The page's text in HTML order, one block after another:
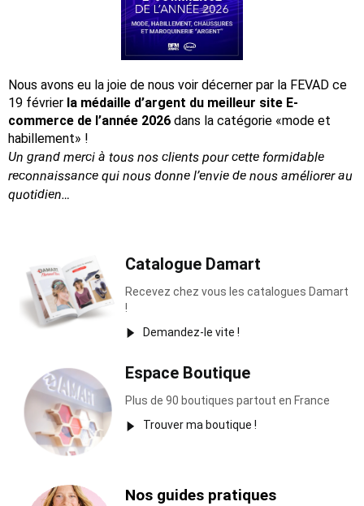
Nous avons eu la joie de nous voir décerner par la FEVAD ce
19 février la médaille d’argent du meilleur site E-
commerce de l’année 2026 dans la catégorie «mode et
habillement» !
Un grand merci à tous nos clients pour cette formidable
reconnaissancequi nous donne l’envie de nous améliorer au
quotidien…
Catalogue Damart
Recevez chez vous les catalogues Damart
!
Demandez-le vite !
Espace Boutique
Plus de 90 boutiques partout en France
Trouver ma boutique !
Nos guides pratiques